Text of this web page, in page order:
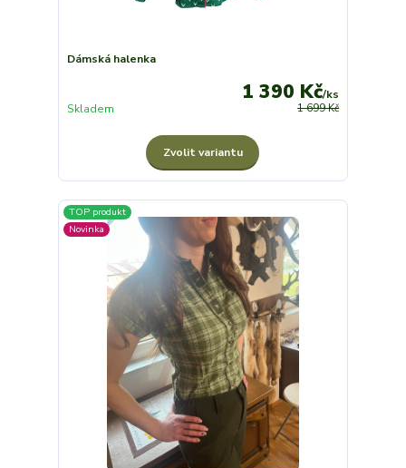
Dámská halenka
1 699 Kč
1 390 Kč/ks
Skladem
Zvolit variantu
TOP produkt
Novinka